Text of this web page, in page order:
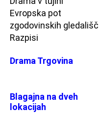
Evropska pot
zgodovinskih gledališč
Razpisi
Drama Trgovina
Blagajna na dveh
lokacijah